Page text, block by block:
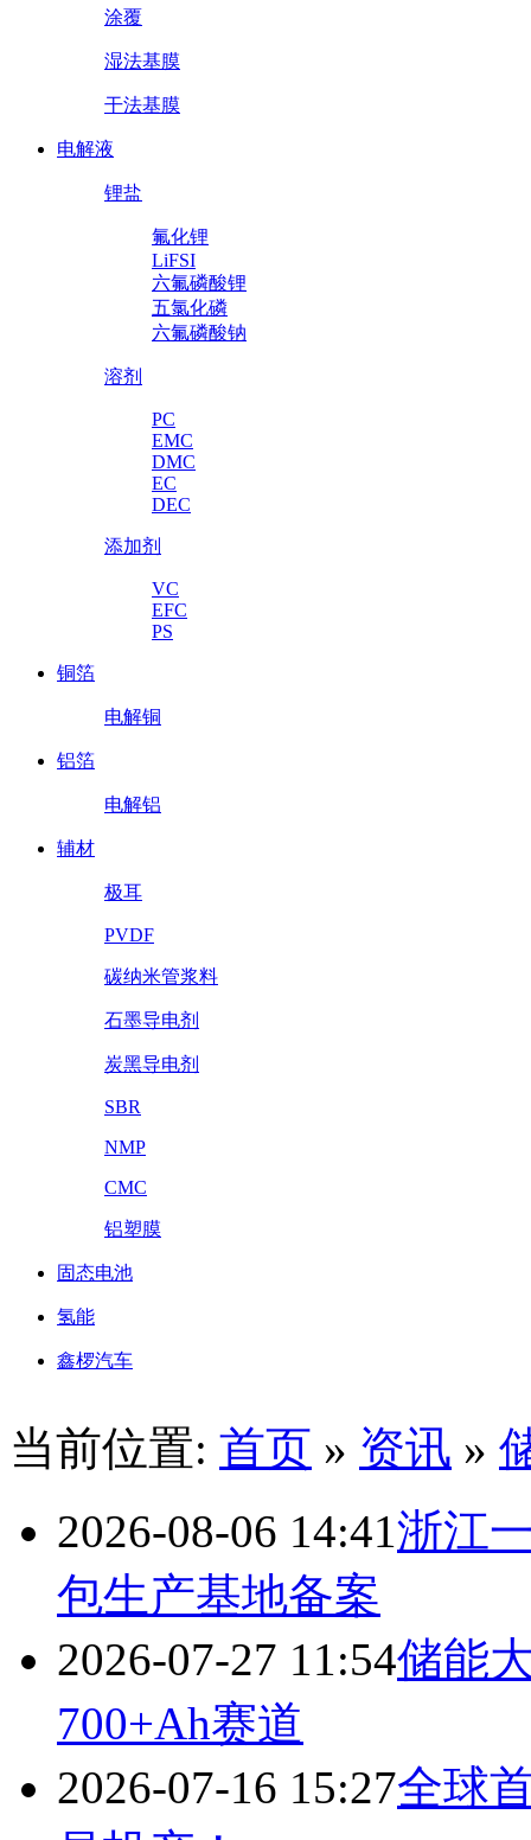
涂覆
湿法基膜
干法基膜
电解液
锂盐
氟化锂
LiFSI
六氟磷酸锂
五氯化磷
六氟磷酸钠
溶剂
PC
EMC
DMC
EC
DEC
添加剂
VC
EFC
PS
铜箔
电解铜
铝箔
电解铝
辅材
极耳
PVDF
碳纳米管浆料
石墨导电剂
炭黑导电剂
SBR
NMP
CMC
铝塑膜
固态电池
氢能
鑫椤汽车
当前位置: 首页 » 资讯 »
2026-08-06 14:41浙江
包生产基地备案
2026-07-27 11:54储能
700+Ah赛道
2026-07-16 15:27全球